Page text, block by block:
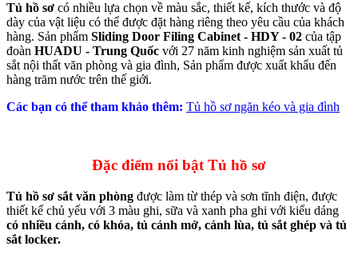
Tủ hồ sơ có nhiều lựa chọn về màu sắc, thiết kế, kích thước và độ
dày của vật liệu có thể được đặt hàng riêng theo yêu cầu của khách
hàng. Sản phẩm Sliding Door Filing Cabinet - HDY - 02 của tập
đoàn HUADU - Trung Quốc với 27 năm kinh nghiệm sản xuất tủ
sắt nội thất văn phòng và gia đình, Sản phẩm được xuất khẩu đến
hàng trăm nước trên thế giới.
Các bạn có thể tham khảo thêm: Tủ hồ sơ ngăn kéo và gia đình
Đặc điểm nổi bật Tủ hồ sơ
Tủ hồ sơ sắt văn phòng được làm từ thép và sơn tĩnh điện, được
thiết kế chủ yếu với 3 màu ghi, sữa và xanh pha ghi với kiểu dáng
có nhiều cánh, có khóa, tủ cánh mở, cánh lùa, tủ sắt ghép và tủ
sắt locker.